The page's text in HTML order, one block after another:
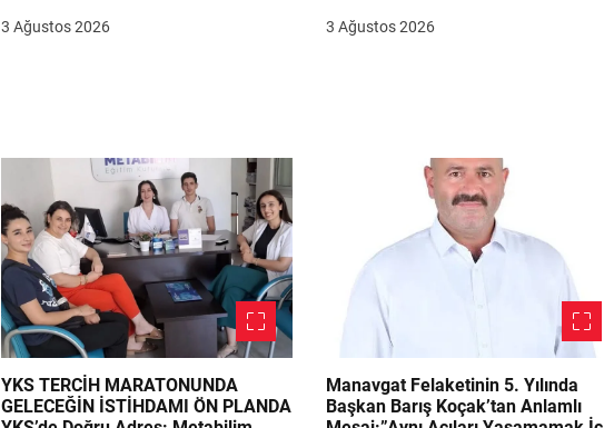
Emrinde
3 Ağustos 2026 3 Ağustos 2026
YKS TERCİH MARATONUNDA
GELECEĞİN İSTİHDAMI ÖN PLANDA
Manavgat Felaketinin 5. Yılında
Başkan Barış Koçak’tan Anlamlı